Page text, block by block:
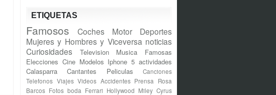
ETIQUETAS
Famosos Coches Motor
Deportes
Mujeres y Hombres y Viceversa noticias
Curiosidades
Television Musica
Famosas
Elecciones Cine Modelos Iphone 5 actividades
Calasparra
Cantantes Peliculas
Canciones
Telefonos Viajes Videos Accidentes Prensa Rosa
Barcos Fotos boda Ferrari Hollywood Miley Cyrus